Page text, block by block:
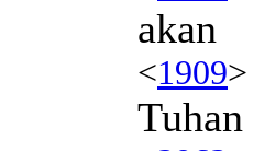
akan
<1909>
Tuhan